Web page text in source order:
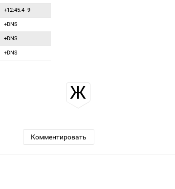
+12:45.4 9
+DNS
+DNS
+DNS
Ж
Комментировать